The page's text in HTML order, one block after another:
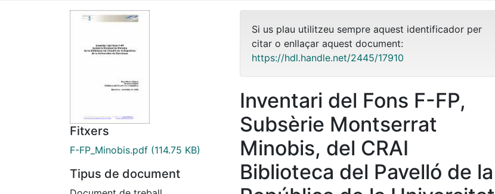
Fitxers
F-FP_Minobis.pdf (114.75 KB)
Tipus de document
Si us plau utilitzeu sempre aquest identificador per
citar o enllaçar aquest document:
https://hdl.handle.net/2445/17910
Inventari del Fons F-FP,
Subsèrie Montserrat
Minobis, del CRAI
Biblioteca del Pavelló de la